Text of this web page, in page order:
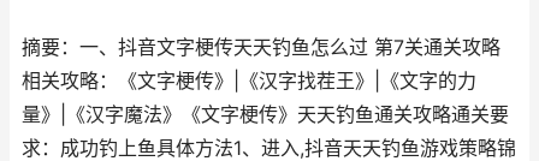
摘要：一、抖音文字梗传天天钓鱼怎么过 第7关通关攻略
相关攻略：《文字梗传》|《汉字找茬王》|《文字的力
量》|《汉字魔法》《文字梗传》天天钓鱼通关攻略通关要
求：成功钓上鱼具体方法1、进入,抖音天天钓鱼游戏策略锦